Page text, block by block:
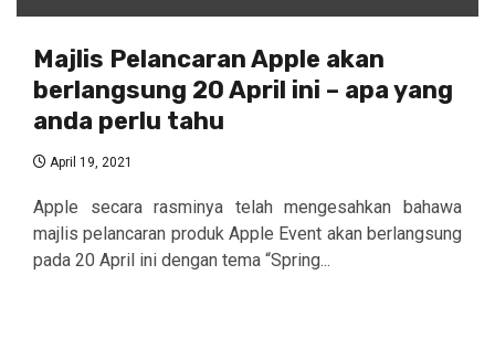
Majlis Pelancaran Apple akan
berlangsung 20 April ini – apa yang
anda perlu tahu
April 19, 2021
Apple secara rasminya telah mengesahkan bahawa
majlis pelancaran produk Apple Event akan berlangsung
pada 20 April ini dengan tema “Spring...